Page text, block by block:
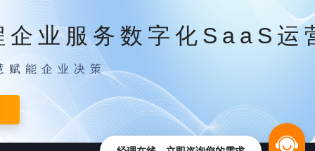
企业服务数字化SaaS运
赋能企业决策